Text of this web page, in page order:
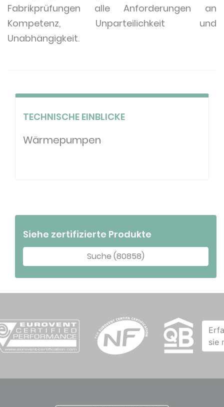
Fabrikprüfungen alle Anforderungen an
Kompetenz, Unparteilichkeit und
Unabhängigkeit.
TECHNISCHE EINBLICKE
Wärmepumpen
Siehe zertifizierte Produkte
Suche (80858)
sie